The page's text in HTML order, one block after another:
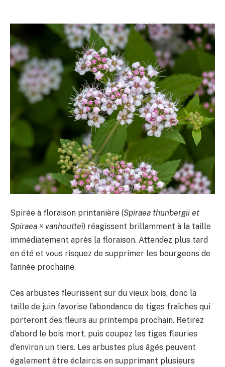
Spirée à floraison printanière (Spiraea thunbergii et
Spiraea × vanhouttei) réagissent brillamment à la taille
immédiatement après la floraison. Attendez plus tard
en été et vous risquez de supprimer les bourgeons de
l’année prochaine.
Ces arbustes fleurissent sur du vieux bois, donc la
taille de juin favorise l’abondance de tiges fraîches qui
porteront des fleurs au printemps prochain. Retirez
d’abord le bois mort, puis coupez les tiges fleuries
d’environ un tiers. Les arbustes plus âgés peuvent
également être éclaircis en supprimant plusieurs